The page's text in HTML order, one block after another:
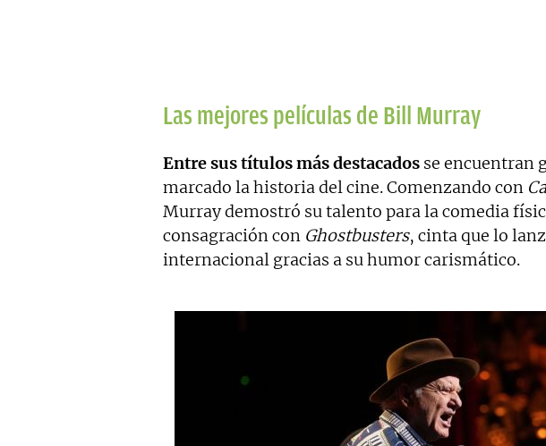
Las mejores películas de Bill Murray
Entre sus títulos más destacados se encuentran
marcado la historia del cine. Comenzando con
Murray demostró su talento para la comedia
consagración con Ghostbusters, cinta que lo
internacional gracias a su humor carismático.